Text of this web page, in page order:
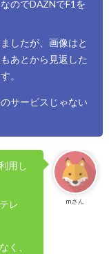
のでDAZNでF1を
したが、画像はと
あとから見返した
。
サービスじゃない
mさん
用し
レ
く、